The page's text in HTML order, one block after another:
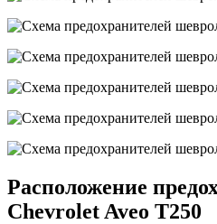
Расположение
Chevrolet Aveo T250